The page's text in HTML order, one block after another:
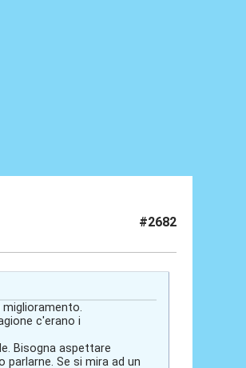
#2682
miglioramento.
c'erano i
Bisogna aspettare
parlarne. Se si mira ad un